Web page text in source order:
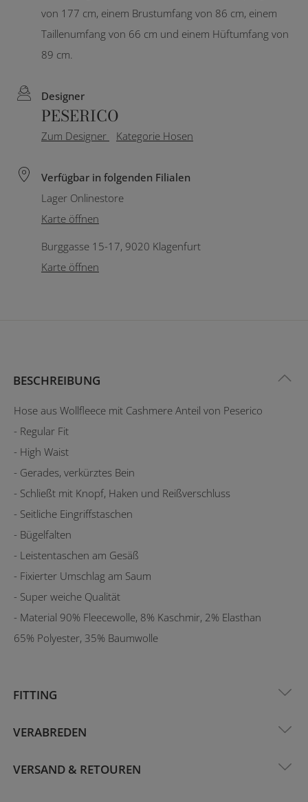
von 177 cm, einem Brustumfang von 86 cm, einem
Taillenumfang von 66 cm und einem Hüftumfang von
89 cm.
Designer
PESERICO
Zum Designer Kategorie Hosen
Verfügbar in folgenden Filialen
Lager Onlinestore
Karte öffnen
Burggasse 15-17, 9020 Klagenfurt
Karte öffnen
BESCHREIBUNG
Hose aus Wollfleece mit Cashmere Anteil von Peserico
- Regular Fit
- High Waist
- Gerades, verkürztes Bein
- Schließt mit Knopf, Haken und Reißverschluss
- Seitliche Eingriffstaschen
- Bügelfalten
- Leistentaschen am Gesäß
- Fixierter Umschlag am Saum
- Super weiche Qualität
- Material 90% Fleecewolle, 8% Kaschmir, 2% Elasthan
65% Polyester, 35% Baumwolle
FITTING
VERABREDEN
VERSAND & RETOUREN